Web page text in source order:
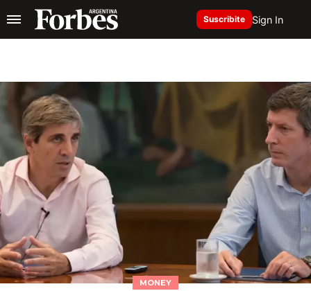
Suscribite Sign In
MONEY